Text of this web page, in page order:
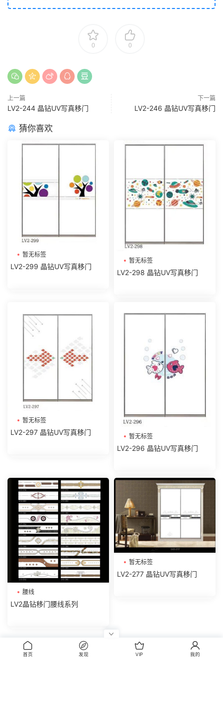
0 0
上一篇
LV2-244 晶钻UV写真移门
下一篇
LV2-246 晶钻UV写真移门
猜你喜欢
暂无标签
LV2-299 晶钻UV写真移门
暂无标签
LV2-298 晶钻UV写真移门
暂无标签
LV2-297 晶钻UV写真移门
暂无标签
LV2-296 晶钻UV写真移门
腰线
LV2晶钻移门腰线系列
暂无标签
LV2-277 晶钻UV写真移门
评论
首页 发现 VIP 我的